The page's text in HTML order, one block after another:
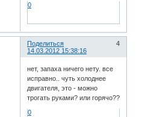
0
Поделиться
4
14.03.2012 15:38:16
нет, запаха ничего нету. все
исправно.. чуть холоднее
двигателя, это - можно
трогать руками? или горячо??
0